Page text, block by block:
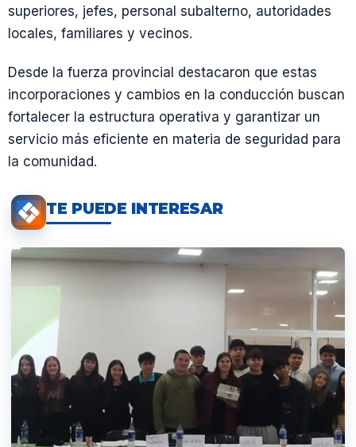
superiores, jefes, personal subalterno, autoridades
locales, familiares y vecinos.
Desde la fuerza provincial destacaron que estas
incorporaciones y cambios en la conducción buscan
fortalecer la estructura operativa y garantizar un
servicio más eficiente en materia de seguridad para
la comunidad.
TE PUEDE INTERESAR